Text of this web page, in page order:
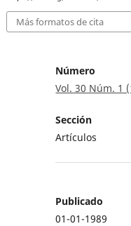
Más formatos de cita
Número
Vol. 30 Núm. 1
Sección
Artículos
Publicado
01-01-1989